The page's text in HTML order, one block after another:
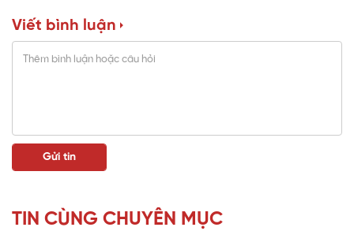
Viết bình luận
TIN CÙNG CHUYÊN MỤC